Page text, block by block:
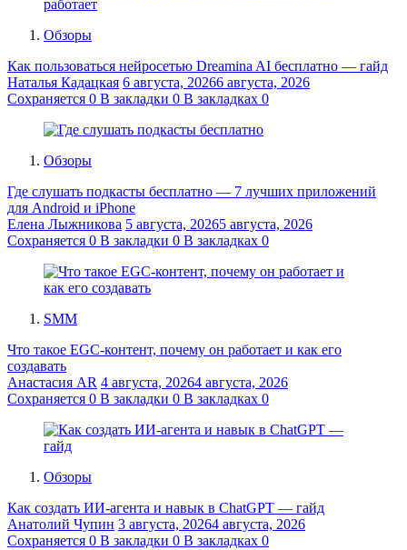
Обзоры
Как пользоваться нейросетью Dreamina AI бесплатно — гайд
Наталья Кадацкая 6 августа, 20266 августа, 2026
Сохраняется 0 В закладки 0 В закладках 0
Обзоры
Где слушать подкасты бесплатно — 7 лучших приложений
для Android и iPhone
Елена Лыжникова 5 августа, 20265 августа, 2026
Сохраняется 0 В закладки 0 В закладках 0
SMM
Что такое EGC-контент, почему он работает и как его
создавать
Анастасия AR 4 августа, 20264 августа, 2026
Сохраняется 0 В закладки 0 В закладках 0
Обзоры
Как создать ИИ-агента и навык в ChatGPT — гайд
Анатолий Чупин 3 августа, 20264 августа, 2026
Сохраняется 0 В закладки 0 В закладках 0